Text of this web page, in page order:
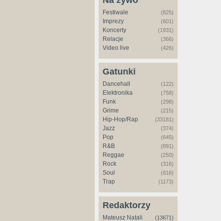
Festiwale (825)
Imprezy (601)
Koncerty (1931)
Relacje (366)
Video live (426)
Gatunki
Dancehall (122)
Elektronika (758)
Funk (298)
Grime (215)
Hip-Hop/Rap (33181)
Jazz (374)
Pop (645)
R&B (891)
Reggae (250)
Rock (316)
Soul (616)
Trap (1173)
Redaktorzy
Mateusz Natali (13671)